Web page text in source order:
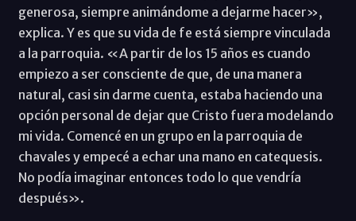
generosa, siempre animándome a dejarme hacer»,
explica. Y es que su vida de fe está siempre vinculada
a la parroquia. «A partir de los 15 años es cuando
empiezo a ser consciente de que, de una manera
natural, casi sin darme cuenta, estaba haciendo una
opción personal de dejar que Cristo fuera modelando
mi vida. Comencé en un grupo en la parroquia de
chavales y empecé a echar una mano en catequesis.
No podía imaginar entonces todo lo que vendría
después».